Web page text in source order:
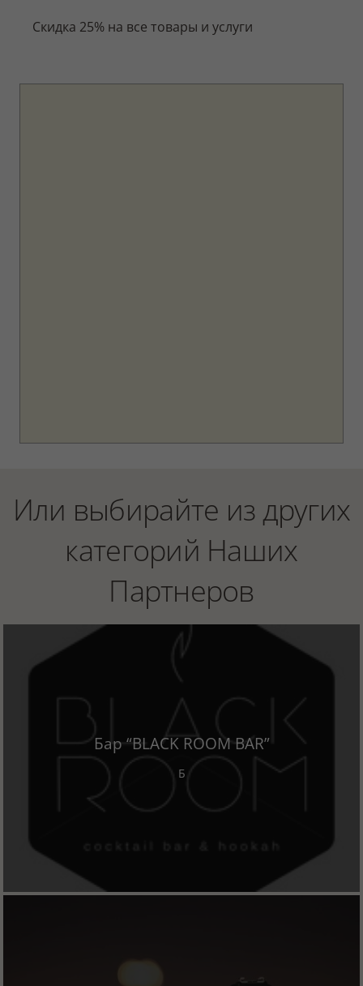
Скидка 25% на все товары и услуги
Или выбирайте из других
категорий Наших
Партнеров
Бар “BLACK ROOM BAR”
Б